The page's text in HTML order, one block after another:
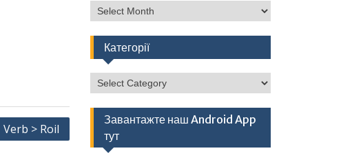
Verb > Roil
Архів
Категорії
Категорії
Завантажте наш Android App
тут